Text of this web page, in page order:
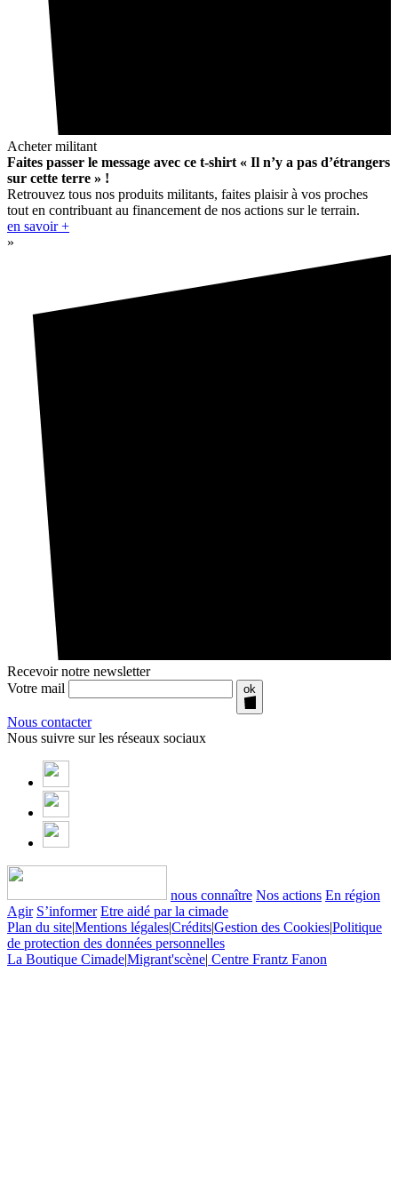
Acheter militant
Faites passer le message avec ce t-shirt « Il n’y a pas d’étrangers
sur cette terre » !
Retrouvez tous nos produits militants, faites plaisir à vos proches
tout en contribuant au financement de nos actions sur le terrain.
en savoir +
»
Recevoir notre newsletter
Votre mail
ok
Nous contacter
Nous suivre sur les réseaux sociaux
nous connaître Nos actions En région
Agir S’informer Etre aidé par la cimade
Plan du site|Mentions légales|Crédits|Gestion des Cookies|Politique
de protection des données personnelles
La Boutique Cimade|Migrant'scène| Centre Frantz Fanon